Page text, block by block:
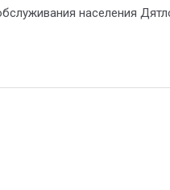
населения